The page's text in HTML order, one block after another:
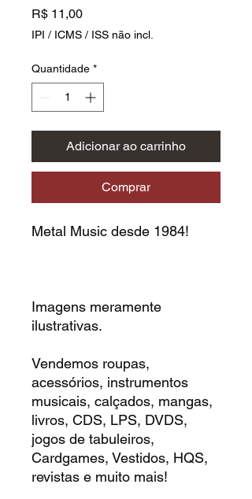
R$ 11,00Preço
IPI / ICMS / ISS não incl.
Quantidade *
Adicionar ao carrinho
Comprar
Metal Music desde 1984!
Imagens meramente
ilustrativas.
Vendemos roupas,
acessórios, instrumentos
musicais, calçados, mangas,
livros, CDS, LPS, DVDS,
jogos de tabuleiros,
Cardgames, Vestidos, HQS,
revistas e muito mais!